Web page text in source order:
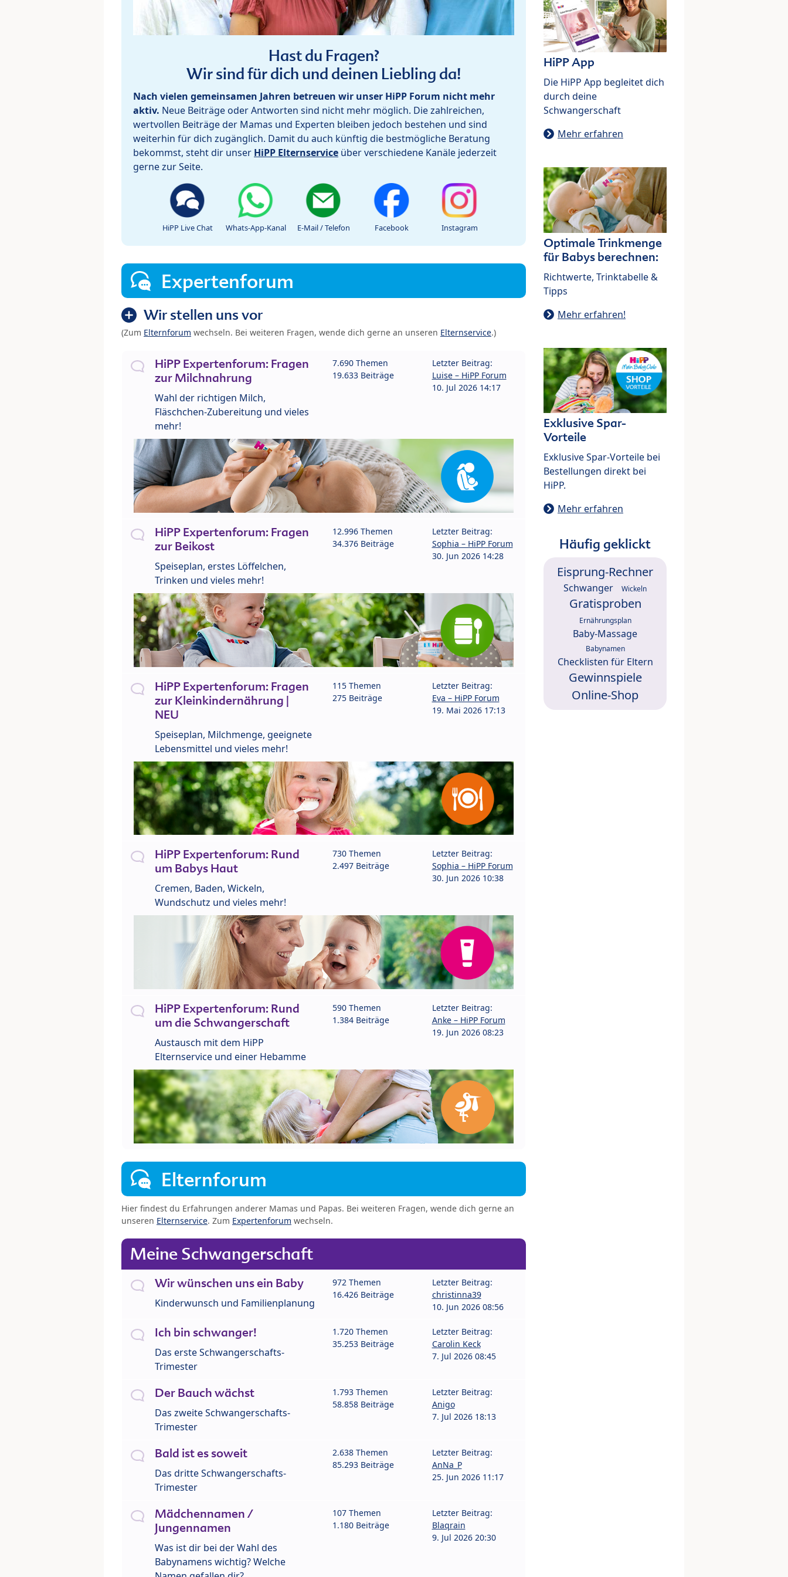
Hast du Fragen?
Wir sind für dich und deinen Liebling da!
Nach vielen gemeinsamen Jahren betreuen wir unser HiPP Forum nicht mehr
aktiv. Neue Beiträge oder Antworten sind nicht mehr möglich. Die zahlreichen,
wertvollen Beiträge der Mamas und Experten bleiben jedoch bestehen und sind
weiterhin für dich zugänglich. Damit du auch künftig die bestmögliche Beratung
bekommst, steht dir unser HiPP Elternservice über verschiedene Kanäle jederzeit
gerne zur Seite.
HiPP Live Chat Whats-App-Kanal E-Mail / Telefon Facebook Instagram
Expertenforum
Wir stellen uns vor
(Zum Elternforum wechseln. Bei weiteren Fragen, wende dich gerne an unseren Elternservice.)
HiPP Expertenforum: Fragen
zur Milchnahrung
Wahl der richtigen Milch,
Fläschchen-Zubereitung und vieles
mehr!
7.690 Themen
19.633 Beiträge
Letzter Beitrag:
Luise – HiPP Forum
10. Jul 2026 14:17
HiPP Expertenforum: Fragen
zur Beikost
Speiseplan, erstes Löffelchen,
Trinken und vieles mehr!
12.996 Themen
34.376 Beiträge
Letzter Beitrag:
Sophia – HiPP Forum
30. Jun 2026 14:28
HiPP Expertenforum: Fragen
zur Kleinkindernährung |
NEU
Speiseplan, Milchmenge, geeignete
Lebensmittel und vieles mehr!
115 Themen
275 Beiträge
Letzter Beitrag:
Eva – HiPP Forum
19. Mai 2026 17:13
HiPP Expertenforum: Rund
um Babys Haut
Cremen, Baden, Wickeln,
Wundschutz und vieles mehr!
730 Themen
2.497 Beiträge
Letzter Beitrag:
Sophia – HiPP Forum
30. Jun 2026 10:38
HiPP Expertenforum: Rund
um die Schwangerschaft
Austausch mit dem HiPP
Elternservice und einer Hebamme
590 Themen
1.384 Beiträge
Letzter Beitrag:
Anke – HiPP Forum
19. Jun 2026 08:23
Elternforum
Hier findest du Erfahrungen anderer Mamas und Papas. Bei weiteren Fragen, wende dich gerne an
unseren Elternservice. Zum Expertenforum wechseln.
Meine Schwangerschaft
Wir wünschen uns ein Baby
Kinderwunsch und Familienplanung
972 Themen
16.426 Beiträge
Letzter Beitrag:
christinna39
10. Jun 2026 08:56
Ich bin schwanger!
Das erste Schwangerschafts-
Trimester
1.720 Themen
35.253 Beiträge
Letzter Beitrag:
Carolin Keck
7. Jul 2026 08:45
Der Bauch wächst
Das zweite Schwangerschafts-
Trimester
1.793 Themen
58.858 Beiträge
Letzter Beitrag:
Anigo
7. Jul 2026 18:13
Bald ist es soweit
Das dritte Schwangerschafts-
Trimester
2.638 Themen
85.293 Beiträge
Letzter Beitrag:
AnNa_P
25. Jun 2026 11:17
Mädchennamen /
Jungennamen
Was ist dir bei der Wahl des
Babynamens wichtig? Welche
107 Themen
1.180 Beiträge
Letzter Beitrag:
Blaqrain
9. Jul 2026 20:30
HiPP App
Die HiPP App begleitet dich
durch deine
Schwangerschaft
Mehr erfahren
Optimale Trinkmenge
für Babys berechnen:
Richtwerte, Trinktabelle &
Tipps
Mehr erfahren!
Exklusive Spar-
Vorteile
Exklusive Spar-Vorteile bei
Bestellungen direkt bei
HiPP.
Mehr erfahren
Häufig geklickt
Eisprung-Rechner
Schwanger Wickeln
Gratisproben
Ernährungsplan
Baby-Massage
Babynamen
Checklisten für Eltern
Gewinnspiele
Online-Shop